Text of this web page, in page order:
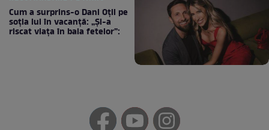
Cum a surprins-o Dani Oțil pe
soția lui în vacanță: „Și-a
riscat viața în baia fetelor”: